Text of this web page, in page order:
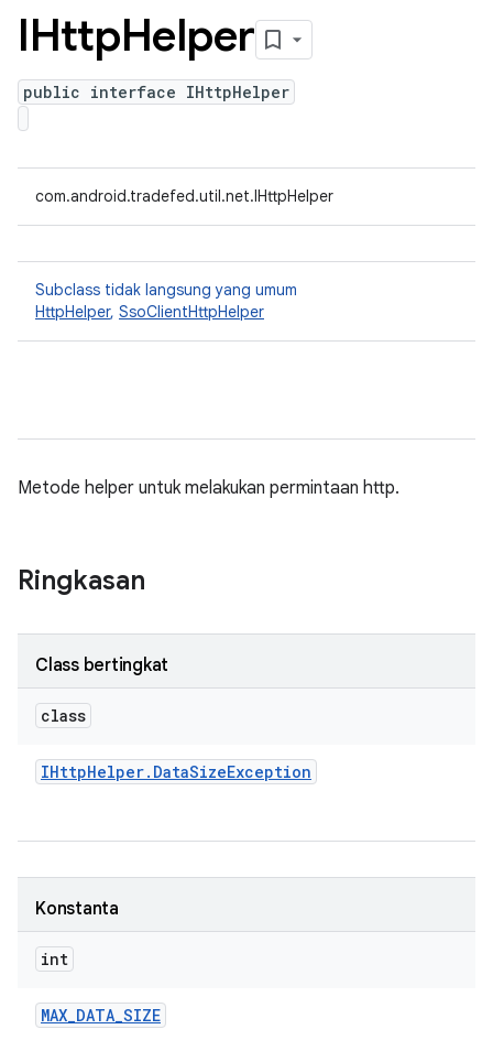
IHttpHelper
public interface IHttpHelper
com.android.tradefed.util.net.IHttpHelper
Subclass tidak langsung yang umum
HttpHelper, SsoClientHttpHelper
Metode helper untuk melakukan permintaan http.
Ringkasan
Class bertingkat
class
IHttpHelper. DataSizeException
Konstanta
int
MAX_DATA_SIZE